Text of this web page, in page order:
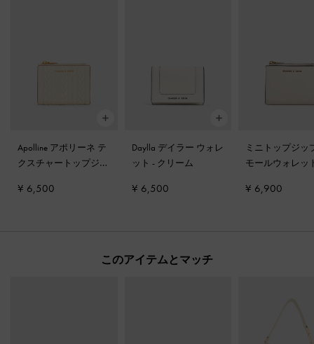
Apolline アポリーネ テ
クスチャートップジッ
ム
¥ 6,500
Daylla デイラー ウォレ
ット - クリーム
¥ 6,500
ミニトップジッ
モールウォレッ
¥ 6,900
このアイテムとマッチ